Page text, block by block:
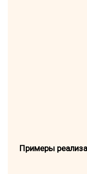
Примеры